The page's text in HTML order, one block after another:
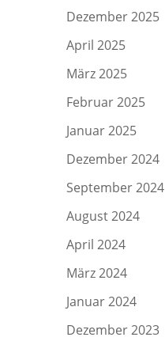
Dezember 2025
April 2025
März 2025
Februar 2025
Januar 2025
Dezember 2024
September 2024
August 2024
April 2024
März 2024
Januar 2024
Dezember 2023